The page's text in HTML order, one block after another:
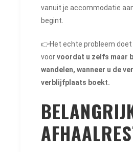
vanuit je accommodatie
begint.
👉Het echte probleem
voorvoordat u zelfs maar
wandelen, wanneer u de
verblijfplaats boekt.